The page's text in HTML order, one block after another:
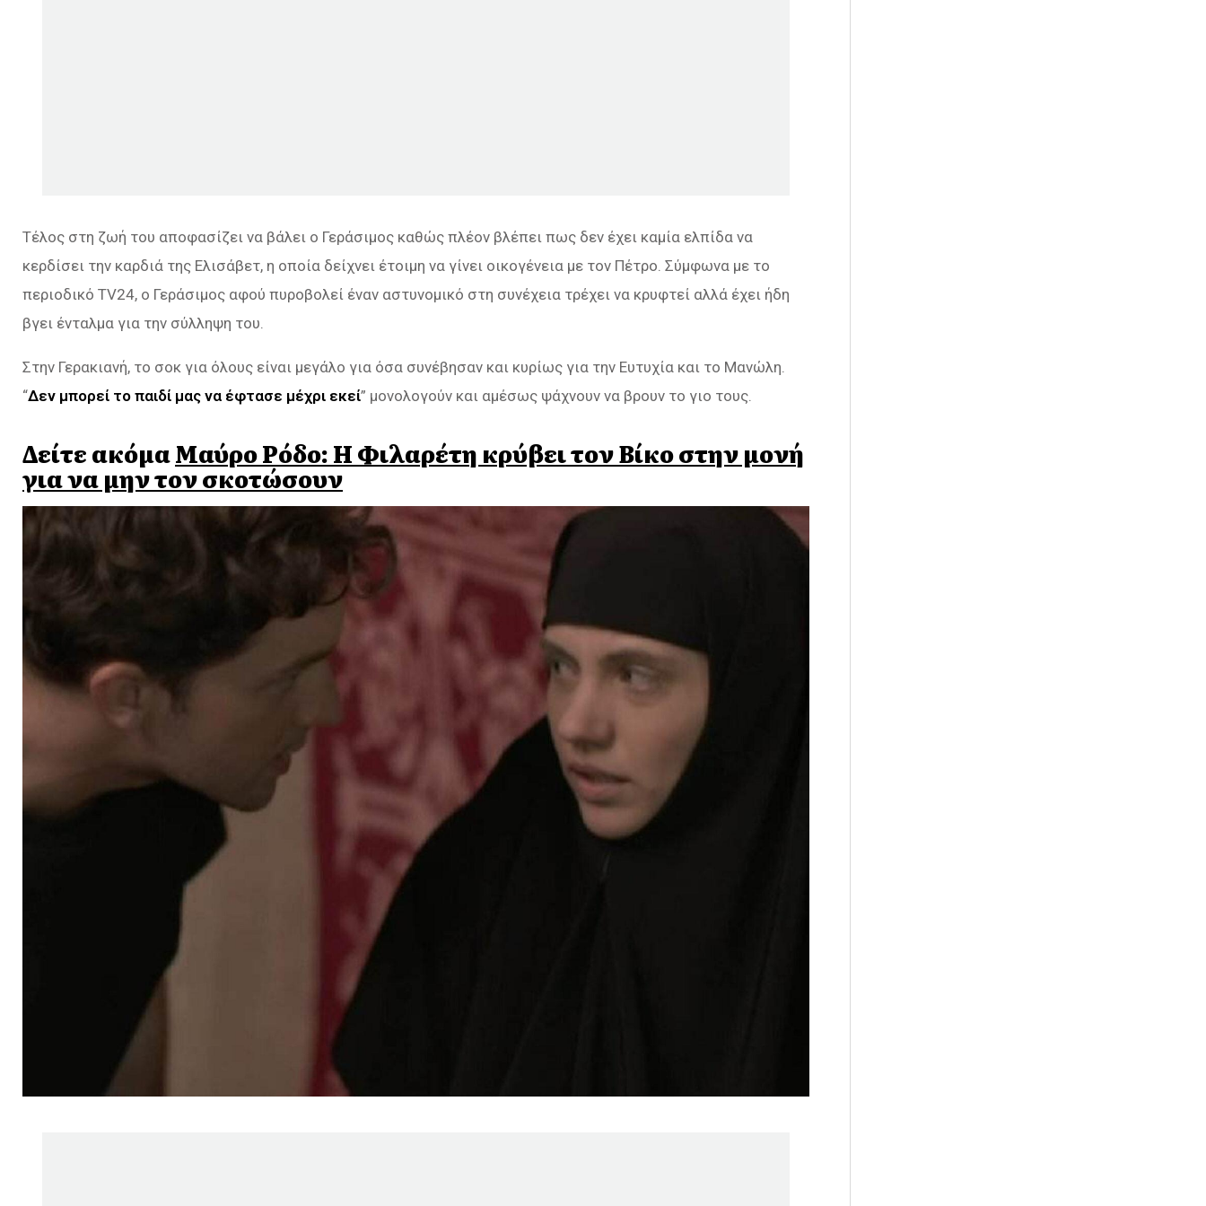
Τέλος στη ζωή του αποφασίζει να βάλει ο Γεράσιμος καθώς πλέον βλέπει πως δεν έχει καμία ελπίδα να
κερδίσει την καρδιά της Ελισάβετ, η οποία δείχνει έτοιμη να γίνει οικογένεια με τον Πέτρο. Σύμφωνα με το
περιοδικό TV24, ο Γεράσιμος αφού πυροβολεί έναν αστυνομικό στη συνέχεια τρέχει να κρυφτεί αλλά έχει ήδη
βγει ένταλμα για την σύλληψη του.
Στην Γερακιανή, το σοκ για όλους είναι μεγάλο για όσα συνέβησαν και κυρίως για την Ευτυχία και το Μανώλη.
“Δεν μπορεί το παιδί μας να έφτασε μέχρι εκεί” μονολογούν και αμέσως ψάχνουν να βρουν το γιο τους.
Δείτε ακόμαΜαύρο Ρόδο: Η Φιλαρέτη κρύβει τον Βίκο στην μονή
για να μην τον σκοτώσουν